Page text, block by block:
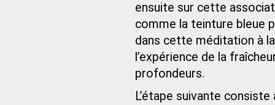
ensuite sur cette
comme la teinture bleue
dans cette méditation à
l’expérience de la
profondeurs.
L’étape suivante